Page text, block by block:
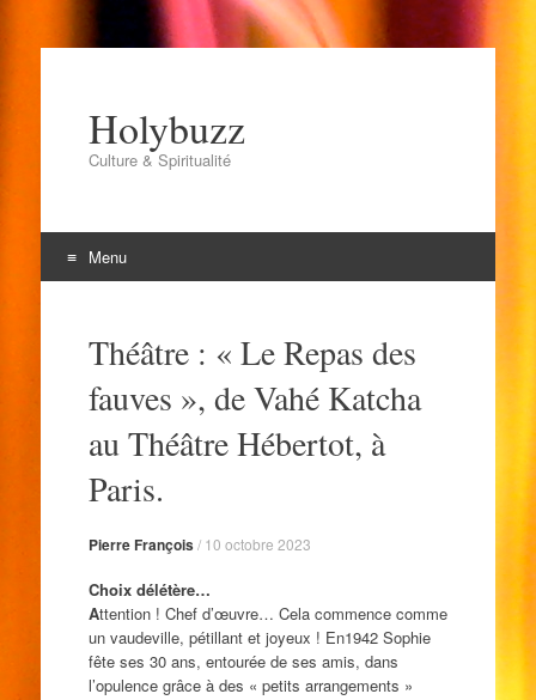
Holybuzz
Culture & Spiritualité
Menu
contenuThéâtre : « Le Repas des
fauves », de Vahé Katcha
au Théâtre Hébertot, à
Paris.
Pierre François/ 10 octobre 2023
Choix délétère…
Attention ! Chef d’œuvre… Cela commence comme
un vaudeville, pétillant et joyeux ! En1942 Sophie
fête ses 30 ans, entourée de ses amis, dans
l’opulence grâce à des « petits arrangements »